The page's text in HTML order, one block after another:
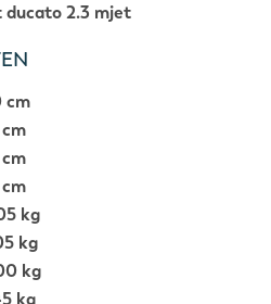
ducato 2.3 mjet
cm
kg
kg
kg
kg